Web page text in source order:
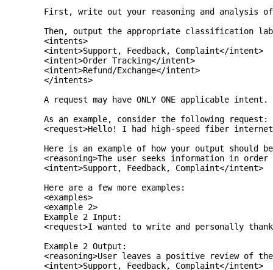
First, write out your reasoning and analysis
Then, output the appropriate classification
        <intents>
        <intent>Support, Feedback, Complaint</intent>
        <intent>Order Tracking</intent>
        <intent>Refund/Exchange</intent>
        </intents>
A request may have ONLY ONE applicable
        As an example, consider the following request:
<request>Hello! I had high-speed fiber
Here is an example of how your output should
<reasoning>The user seeks information in
        <intent>Support, Feedback, Complaint</intent>
        Here are a few more examples:
        <examples>
        <example 2>
        Example 2 Input:
<request>I wanted to write and personally
        Example 2 Output:
<reasoning>User leaves a positive review of
        <intent>Support, Feedback, Complaint</intent>